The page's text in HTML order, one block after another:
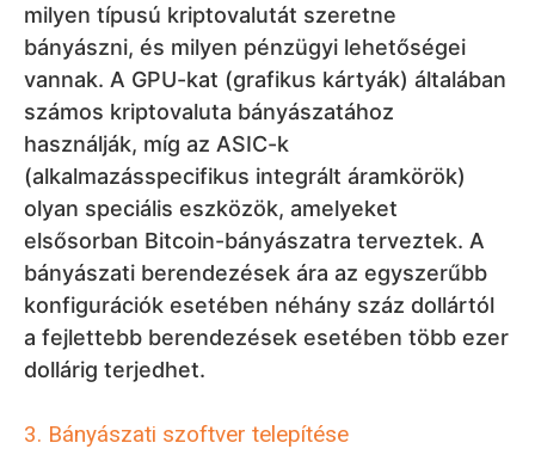
milyen típusú kriptovalutát szeretne
bányászni, és milyen pénzügyi lehetőségei
vannak. A GPU-kat (grafikus kártyák) általában
számos kriptovaluta bányászatához
használják, míg az ASIC-k
(alkalmazásspecifikus integrált áramkörök)
olyan speciális eszközök, amelyeket
elsősorban Bitcoin-bányászatra terveztek. A
bányászati berendezések ára az egyszerűbb
konfigurációk esetében néhány száz dollártól
a fejlettebb berendezések esetében több ezer
dollárig terjedhet.
3. Bányászati szoftver telepítése